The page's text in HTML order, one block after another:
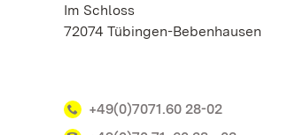
Im Schloss
72074 Tübingen-Bebenhausen
+49(0)7071.60 28-02